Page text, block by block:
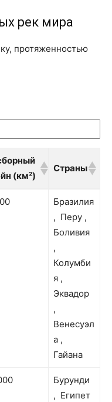
рек мира
протяженностью
(км²)
Страны
Страны
Бразилия
, Перу ,
Боливия
,
Колумби
я ,
Эквадор
,
Венесуэл
а ,
Гайана
Бурунди
, Египет